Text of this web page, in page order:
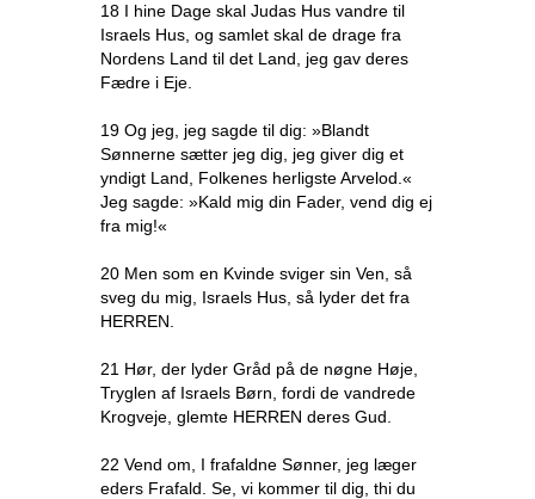
18 I hine Dage skal Judas Hus vandre til
Israels Hus, og samlet skal de drage fra
Nordens Land til det Land, jeg gav deres
Fædre i Eje.
19 Og jeg, jeg sagde til dig: »Blandt
Sønnerne sætter jeg dig, jeg giver dig et
yndigt Land, Folkenes herligste Arvelod.«
Jeg sagde: »Kald mig din Fader, vend dig ej
fra mig!«
20 Men som en Kvinde sviger sin Ven, så
sveg du mig, Israels Hus, så lyder det fra
HERREN.
21 Hør, der lyder Gråd på de nøgne Høje,
Tryglen af Israels Børn, fordi de vandrede
Krogveje, glemte HERREN deres Gud.
22 Vend om, I frafaldne Sønner, jeg læger
eders Frafald. Se, vi kommer til dig, thi du